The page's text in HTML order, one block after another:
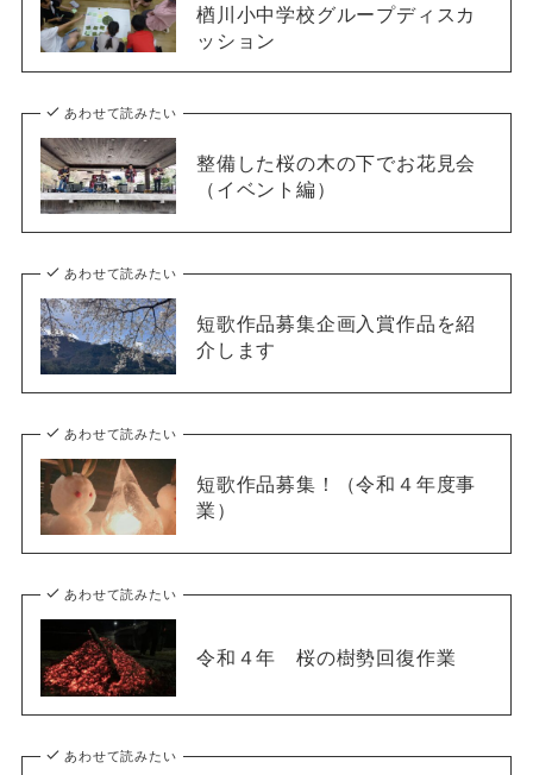
楢川小中学校グループディスカ
ッション
あわせて読みたい
整備した桜の木の下でお花見会
（イベント編）
あわせて読みたい
短歌作品募集企画入賞作品を紹
介します
あわせて読みたい
短歌作品募集！（令和４年度事
業）
あわせて読みたい
令和４年 桜の樹勢回復作業
あわせて読みたい